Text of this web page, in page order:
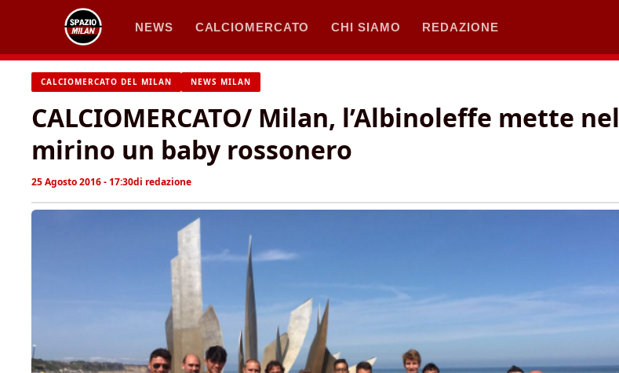
contenuto
NEWS CALCIOMERCATO CHI SIAMO REDAZIONE
CALCIOMERCATO DEL MILAN NEWS MILAN
CALCIOMERCATO/ Milan, l’Albinoleffe mette nel
mirino un baby rossonero
25 Agosto 2016 - 17:30di redazione